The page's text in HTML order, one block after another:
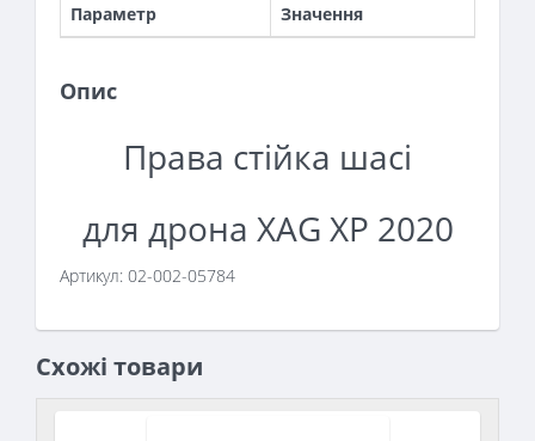
Параметр Значення
Опис
Права стійка шасі
для дрона XAG XP 2020
Артикул: 02-002-05784
Схожі товари